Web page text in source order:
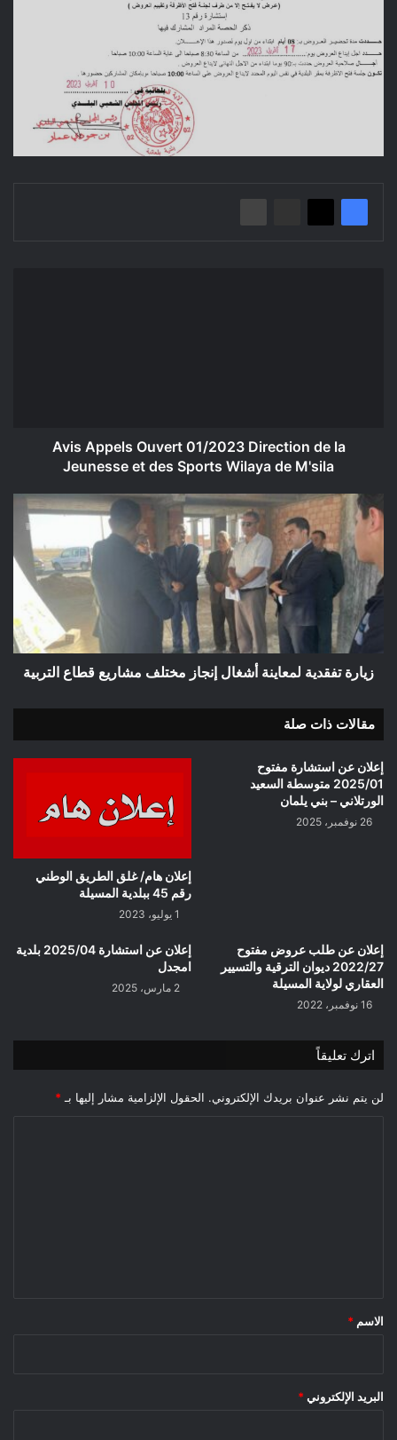
M'sila
Avis Appels Ouvert 01/2023 Direction de la
Jeunesse et des Sports Wilaya de M'sila
تفقدية
لمعاينة
أشغال
إنجاز
مختلف
مشاريع
قطاع
زيارة تفقدية لمعاينة أشغال إنجاز مختلف مشاريع قطاع التربية
مقالات ذات صلة
إعلان عن استشارة مفتوح
2025/01 متوسطة السعيد
الورتلاني – بني يلمان
26 نوفمبر، 2025
إعلان هام/ غلق الطريق الوطني
رقم 45 ببلدية المسيلة
1 يوليو، 2023
إعلان عن طلب عروض مفتوح
2022/27 ديوان الترقية والتسيير
العقاري لولاية المسيلة
16 نوفمبر، 2022
إعلان عن استشارة 2025/04 بلدية
امجدل
2 مارس، 2025
اترك تعليقاً
لن يتم نشر عنوان بريدك الإلكتروني. الحقول الإلزامية مشار إليها بـ *
*
الاسم *
البريد الإلكتروني *